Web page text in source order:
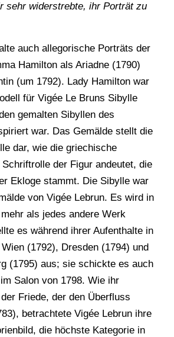
sehr widerstrebte, ihr Porträt zu
auch allegorische Porträts der
Hamilton als Ariadne (1790)
(um 1792). Lady Hamilton war
für Vigée Le Bruns Sibylle
gemalten Sibyllen des
war. Das Gemälde stellt die
dar, wie die griechische
der Figur andeutet, die
Ekloge stammt. Die Sibylle war
von Vigée Lebrun. Es wird in
als jedes andere Werk
es während ihrer Aufenthalte in
(1792), Dresden (1794) und
(1795) aus; sie schickte es auch
Salon von 1798. Wie ihr
Friede, der den Überfluss
betrachtete Vigée Lebrun ihre
die höchste Kategorie in